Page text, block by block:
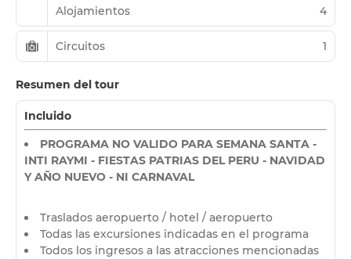
Alojamientos 4
Circuitos 1
Resumen del tour
Incluido
PROGRAMA NO VALIDO PARA SEMANA SANTA -
INTI RAYMI - FIESTAS PATRIAS DEL PERU - NAVIDAD
Y AÑO NUEVO - NI CARNAVAL
Traslados aeropuerto / hotel / aeropuerto
Todas las excursiones indicadas en el programa
Todos los ingresos a las atracciones mencionadas